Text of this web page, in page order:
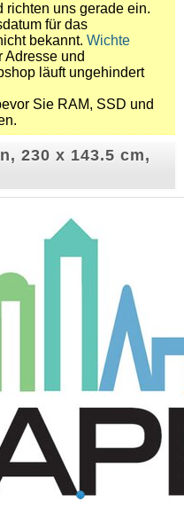
richten uns gerade ein.
für das
bekannt. Wichte
Adresse und
läuft ungehindert
Sie RAM, SSD und
230 x 143.5 cm,